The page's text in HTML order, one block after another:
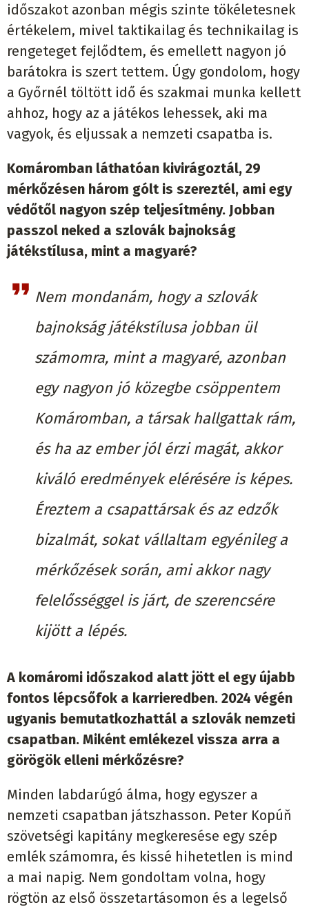
időszakot azonban mégis szinte tökéletesnek
értékelem, mivel taktikailag és technikailag is
rengeteget fejlődtem, és emellett nagyon jó
barátokra is szert tettem. Úgy gondolom, hogy
a Győrnél töltött idő és szakmai munka kellett
ahhoz, hogy az a játékos lehessek, aki ma
vagyok, és eljussak a nemzeti csapatba is.
Komáromban láthatóan kivirágoztál, 29
mérkőzésen három gólt is szereztél, ami egy
védőtől nagyon szép teljesítmény. Jobban
passzol neked a szlovák bajnokság
játékstílusa, mint a magyaré?
Nem mondanám, hogy a szlovák
bajnokság játékstílusa jobban ül
számomra, mint a magyaré, azonban
egy nagyon jó közegbe csöppentem
Komáromban, a társak hallgattak rám,
és ha az ember jól érzi magát, akkor
kiváló eredmények elérésére is képes.
Éreztem a csapattársak és az edzők
bizalmát, sokat vállaltam egyénileg a
mérkőzések során, ami akkor nagy
felelősséggel is járt, de szerencsére
kijött a lépés.
A komáromi időszakod alatt jött el egy újabb
fontos lépcsőfok a karrieredben. 2024 végén
ugyanis bemutatkozhattál a szlovák nemzeti
csapatban. Miként emlékezel vissza arra a
görögök elleni mérkőzésre?
Minden labdarúgó álma, hogy egyszer a
nemzeti csapatban játszhasson. Peter Kopúň
szövetségi kapitány megkeresése egy szép
emlék számomra, és kissé hihetetlen is mind
a mai napig. Nem gondoltam volna, hogy
rögtön az első összetartásomon és a legelső